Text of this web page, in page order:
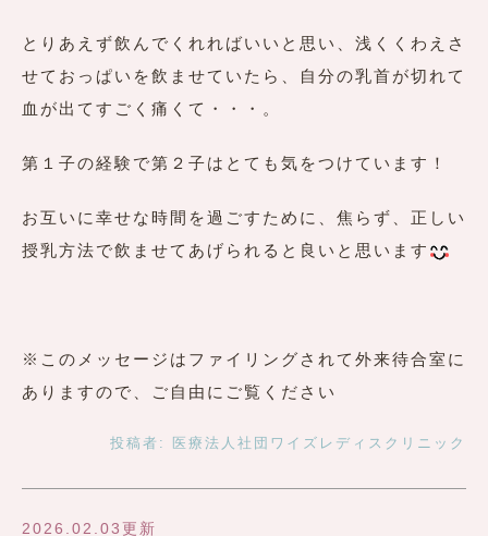
とりあえず飲んでくれればいいと思い、浅くくわえさ
せておっぱいを飲ませていたら、自分の乳首が切れて
血が出てすごく痛くて・・・。
第１子の経験で第２子はとても気をつけています！
お互いに幸せな時間を過ごすために、焦らず、正しい
授乳方法で飲ませてあげられると良いと思います
※このメッセージはファイリングされて外来待合室に
ありますので、ご自由にご覧ください
投稿者: 医療法人社団ワイズレディスクリニック
2026.02.03更新